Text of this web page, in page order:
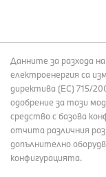
Данните за разхода
електроенергия са
директива (EC) 715/
одобрение за този
средство с базова
отчита различния
допълнително
конфигурацията.